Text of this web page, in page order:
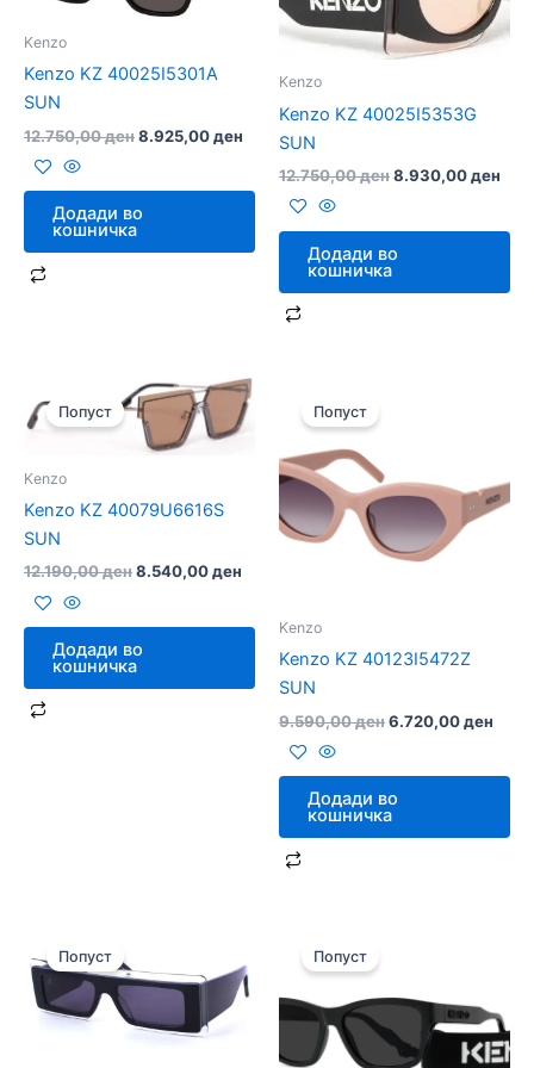
Kenzo
Kenzo KZ 40025I5301A
SUN
12.750,00ден8.925,00ден
Додади во
кошничка
Kenzo
Kenzo KZ 40025I5353G
SUN
12.750,00ден8.930,00ден
Додади во
кошничка
Попуст
Kenzo
Kenzo KZ 40079U6616S
SUN
12.190,00ден
Original
price
was:
12.190,00 ден.
8.540,00ден
Current
price
is:
Додади во
кошничка
Попуст
Kenzo
Kenzo KZ 40123I5472Z
SUN
9.590,00ден6.720,00ден
Додади во
кошничка
Попуст
was:
9.890,00 ден.
is:
6.930,00 ден.
Попуст